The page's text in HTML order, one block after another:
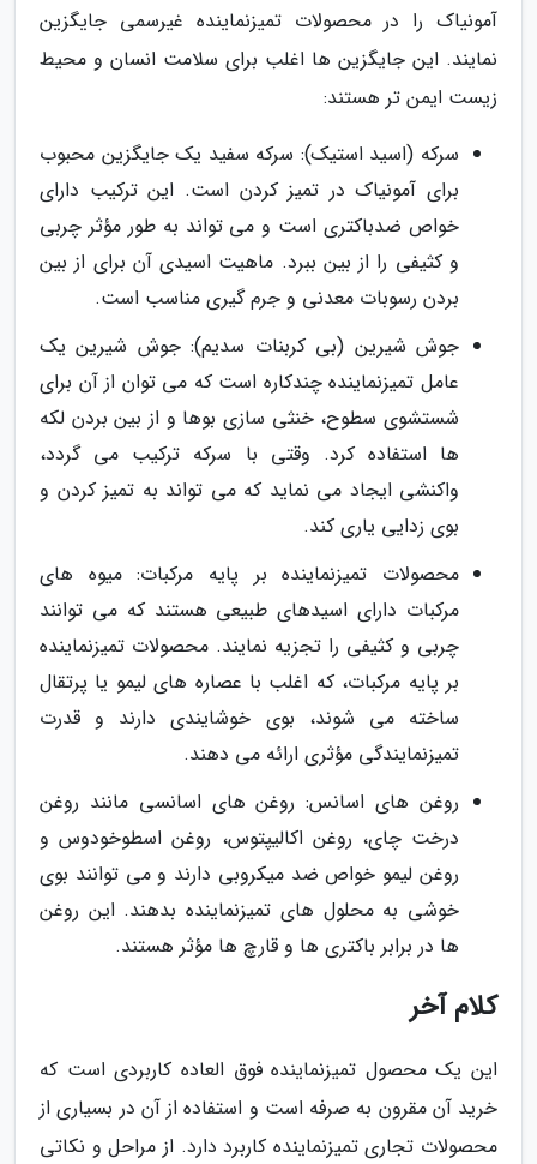
آمونیاک را در محصولات تمیزنماینده غیرسمی جایگزین
نمایند. این جایگزین ها اغلب برای سلامت انسان و محیط
زیست ایمن تر هستند:
سرکه (اسید استیک): سرکه سفید یک جایگزین محبوب
برای آمونیاک در تمیز کردن است. این ترکیب دارای
خواص ضدباکتری است و می تواند به طور مؤثر چربی
و کثیفی را از بین ببرد. ماهیت اسیدی آن برای از بین
بردن رسوبات معدنی و جرم گیری مناسب است.
جوش شیرین (بی کربنات سدیم): جوش شیرین یک
عامل تمیزنماینده چندکاره است که می توان از آن برای
شستشوی سطوح، خنثی سازی بوها و از بین بردن لکه
ها استفاده کرد. وقتی با سرکه ترکیب می گردد،
واکنشی ایجاد می نماید که می تواند به تمیز کردن و
بوی زدایی یاری کند.
محصولات تمیزنماینده بر پایه مرکبات: میوه های
مرکبات دارای اسیدهای طبیعی هستند که می توانند
چربی و کثیفی را تجزیه نمایند. محصولات تمیزنماینده
بر پایه مرکبات، که اغلب با عصاره های لیمو یا پرتقال
ساخته می شوند، بوی خوشایندی دارند و قدرت
تمیزنمایندگی مؤثری ارائه می دهند.
روغن های اسانس: روغن های اسانسی مانند روغن
درخت چای، روغن اکالیپتوس، روغن اسطوخودوس و
روغن لیمو خواص ضد میکروبی دارند و می توانند بوی
خوشی به محلول های تمیزنماینده بدهند. این روغن
ها در برابر باکتری ها و قارچ ها مؤثر هستند.
کلام آخر
این یک محصول تمیزنماینده فوق العاده کاربردی است که
خرید آن مقرون به صرفه است و استفاده از آن در بسیاری از
محصولات تجاری تمیزنماینده کاربرد دارد. از مراحل و نکاتی